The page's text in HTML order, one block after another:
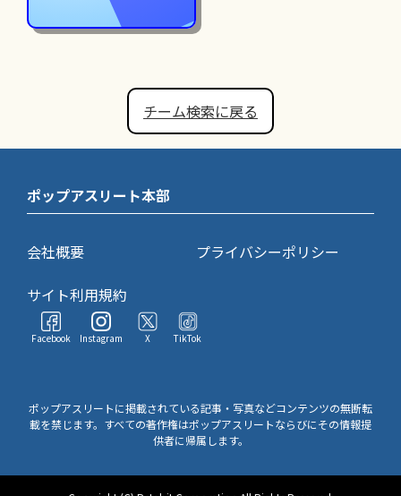
チーム検索に戻る
ポップアスリート本部
会社概要
プライバシーポリシー
サイト利用規約
Facebook Instagram X TikTok
ポップアスリートに掲載されている記事・写真などコンテンツの無断転
載を禁じます。すべての著作権はポップアスリートならびにその情報提
供者に帰属します。